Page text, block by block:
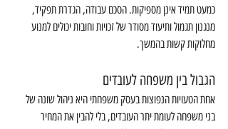
כמעט תמיד אינן מספיקות. הסכם עבודה, הגדרת תפקיד,
מנגנון תגמול ותיעוד מסודר של זכויות וחובות יכולים למנוע
מחלוקות קשות בהמשך.
הגבול בין משפחה לעובדים
אחת הטעויות הנפוצות בעסק משפחתי היא ניהול שונה של
בני משפחה לעומת יתר העובדים, בלי להבין את המחיר